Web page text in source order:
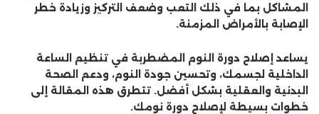
المشاكل بما في ذلك التعب وضعف التركيز وزيادة خطر
الإصابة بالأمراض المزمنة.
يساعد إصلاح دورة النوم المضطربة في تنظيم الساعة
الداخلية لجسمك، وتحسين جودة النوم، ودعم الصحة
البدنية والعقلية بشكل أفضل. تتطرق هذه المقالة إلى
خطوات بسيطة لإصلاح دورة نومك.